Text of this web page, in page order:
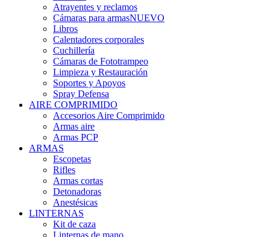
Atrayentes y reclamos
Cámaras para armasNUEVO
Libros
Calentadores corporales
Cuchillería
Cámaras de Fototrampeo
Limpieza y Restauración
Soportes y Apoyos
Spray Defensa
AIRE COMPRIMIDO
Accesorios Aire Comprimido
Armas aire
Armas PCP
ARMAS
Escopetas
Rifles
Armas cortas
Detonadoras
Anestésicas
LINTERNAS
Kit de caza